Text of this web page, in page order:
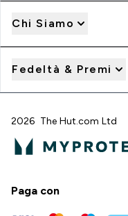
Chi Siamo
Fedeltà & Premi
2026 The Hut.com Ltd
Paga con